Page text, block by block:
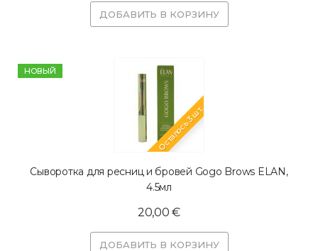
ДОБАВИТЬ В КОРЗИНУ
HОВЫЙ
Осталось 3 шт.
Сыворотка для ресниц и бровей Gogo Brows ELAN,
4.5мл
20,00 €
ДОБАВИТЬ В КОРЗИНУ